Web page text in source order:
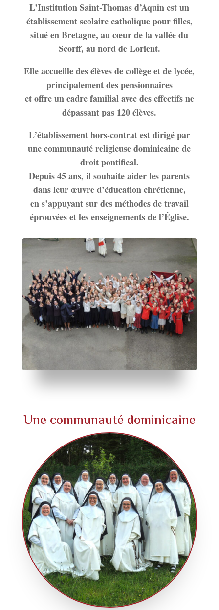
L’Institution Saint-Thomas d’Aquin est un
établissement scolaire catholique pour filles,
situé en Bretagne, au cœur de la vallée du
Scorff, au nord de Lorient.
Elle accueille des élèves de collège et de lycée,
principalement des pensionnaires
et offre un cadre familial avec des effectifs ne
dépassant pas 120 élèves.
L’établissement hors-contrat est dirigé par
une communauté religieuse dominicaine de
droit pontifical.
Depuis 45 ans, il souhaite aider les parents
dans leur œuvre d’éducation chrétienne,
en s’appuyant sur des méthodes de travail
éprouvées et les enseignements de l’Église.
Une communauté dominicaine